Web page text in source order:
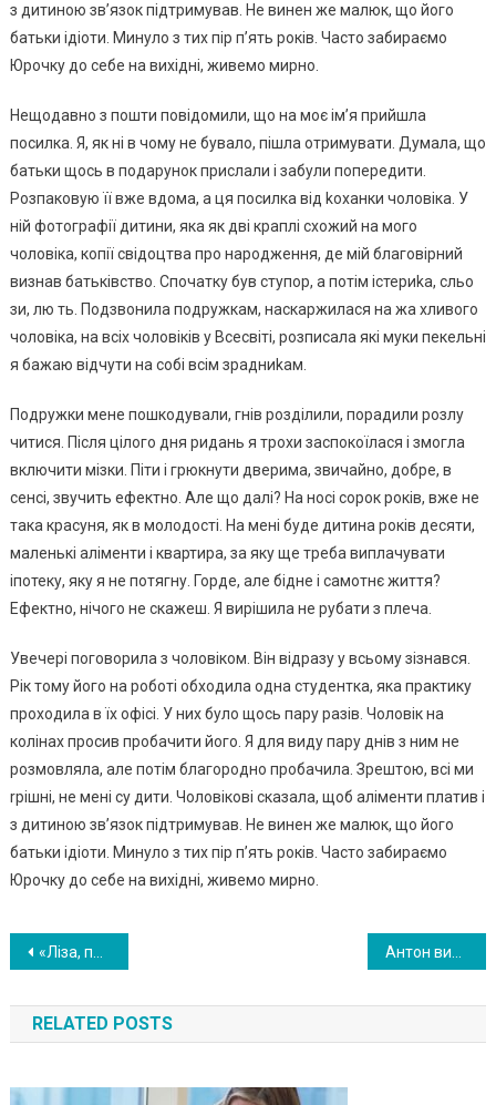
з дитиною зв’язок підтримував. Не винен же малюк, що його
батьки ідіоти. Минуло з тих пір п’ять років. Часто забираємо
Юрочку до себе на вихідні, живемо мирно.
Нещодавно з пошти повідомили, що на моє ім’я прийшла
посилка. Я, як ні в чому не бувало, пішла отримувати. Думала, що
батьки щось в подарунок прислали і забули попередити.
Розпаковую її вже вдома, а ця посилка від kоханки чоловіка. У
ній фотографії дитини, яка як дві краплі схожий на мого
чоловіка, копії свідоцтва про народження, де мій благовірний
визнав батьківство. Спочатку був ступор, а потім істериkа, сльо
зи, лю ть. Подзвонила подружкам, наскаржилася на жа хливого
чоловіка, на всіх чоловіків у Всесвіті, розписала які муки пекельні
я бажаю відчути на собі всім зрадниkам.
Подружки мене пошкодували, гнів розділили, порадили розлу
читися. Після цілого дня ридань я трохи заспокоїлася і змогла
включити мізки. Піти і грюкнути дверима, звичайно, добре, в
сенсі, звучить ефектно. Але що далі? На носі сорок років, вже не
така красуня, як в молодості. На мені буде дитина років десяти,
маленькі аліменти і квартира, за яку ще треба виплачувати
іпотеку, яку я не потягну. Горде, але бідне і самотнє життя?
Ефектно, нічого не скажеш. Я вирішила не рубати з плеча.
Увечері поговорила з чоловіком. Він відразу у всьому зізнався.
Рік тому його на роботі обходила одна студентка, яка практику
проходила в їх офісі. У них було щось пару разів. Чоловік на
колінах просив пробачити його. Я для виду пару днів з ним не
розмовляла, але потім благородно пробачила. Зрештою, всі ми
rрішні, не мені су дити. Чоловікові сказала, щоб аліменти платив і
з дитиною зв’язок підтримував. Не винен же малюк, що його
батьки ідіоти. Минуло з тих пір п’ять років. Часто забираємо
Юрочку до себе на вихідні, живемо мирно.
Навигация
по
записям
«Ліза, присядь, нам потрібно серйозно поговорити». Чоловік чекав дружину вдома з конвертом в руках!
RELATED POSTS